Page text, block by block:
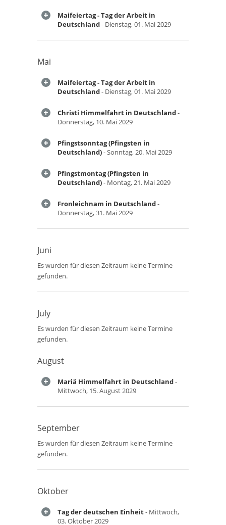
Maifeiertag - Tag der Arbeit in
Deutschland- Dienstag, 01. Mai 2029
Mai
Maifeiertag - Tag der Arbeit in
Deutschland- Dienstag, 01. Mai 2029
Christi Himmelfahrt in Deutschland-
Donnerstag, 10. Mai 2029
Pfingstsonntag (Pfingsten in
Deutschland)- Sonntag, 20. Mai 2029
Pfingstmontag (Pfingsten in
Deutschland)- Montag, 21. Mai 2029
Fronleichnam in Deutschland-
Donnerstag, 31. Mai 2029
Juni
Es wurden für diesen Zeitraum keine Termine
gefunden.
July
Es wurden für diesen Zeitraum keine Termine
gefunden.
August
Mariä Himmelfahrt in Deutschland-
Mittwoch, 15. August 2029
September
Es wurden für diesen Zeitraum keine Termine
gefunden.
Oktober
Tag der deutschen Einheit- Mittwoch,
03. Oktober 2029